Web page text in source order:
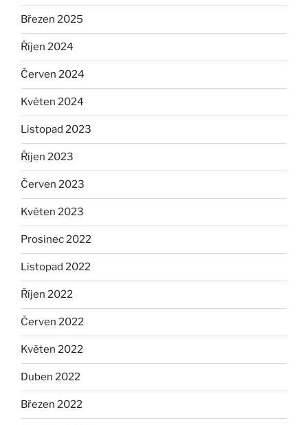
Březen 2025
Říjen 2024
Červen 2024
Květen 2024
Listopad 2023
Říjen 2023
Červen 2023
Květen 2023
Prosinec 2022
Listopad 2022
Říjen 2022
Červen 2022
Květen 2022
Duben 2022
Březen 2022